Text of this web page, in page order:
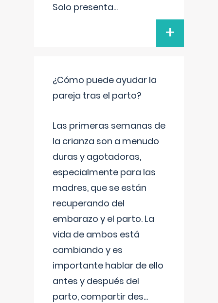
Solo presenta...
+
¿Cómo puede ayudar la
pareja tras el parto?
Las primeras semanas de
la crianza son a menudo
duras y agotadoras,
especialmente para las
madres, que se están
recuperando del
embarazo y el parto. La
vida de ambos está
cambiando y es
importante hablar de ello
antes y después del
parto, compartir des...